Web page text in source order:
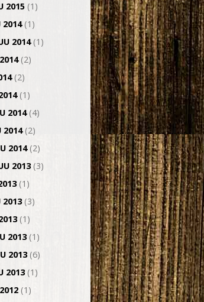
2015 (1)
2014(1)
2014(1)
(2)
(2)
(1)
2014(4)
2014(2)
2014(2)
2013(3)
(1)
2013(3)
(1)
2013(1)
2013(6)
2013(1)
(1)